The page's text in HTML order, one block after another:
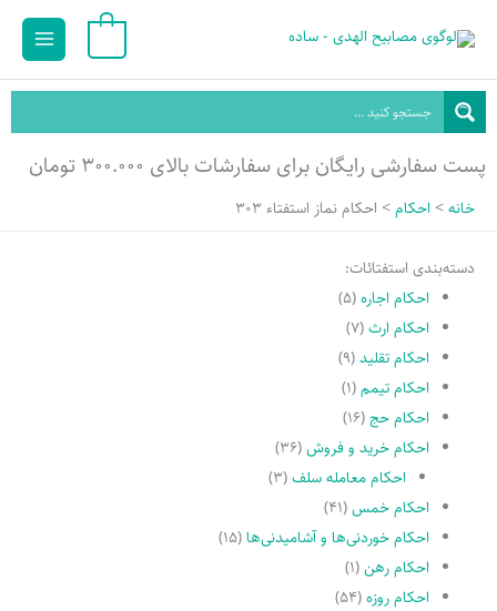
محتوا
Main
پست سفارشی رایگان برای سفارشات بالای ۳۰۰.۰۰۰ تومان
خانه احکام احكام نماز استفتاء 303
دسته‌بندی استفتائات:
احکام اجاره(۵)
احکام ارث(۷)
احکام تقلید(۹)
احکام تیمم(۱)
احکام حج(۱۶)
احکام خرید و فروش(۳۶)
احکام معامله سلف(۳)
احکام خمس(۴۱)
احکام خوردنی‌ها و آشامیدنی‌ها(۱۵)
احکام رهن(۱)
احکام روزه(۵۴)